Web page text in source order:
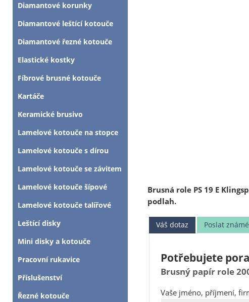
Brusná role PS 19 E
podlah.
Váš dotaz Poslat
Potřebujete
Brusný papír role
Vaše jméno, příjmení,
Diamantové korunky
Diamantové leštící kotouče
Diamantové řezné kotouče
Elastické kostky
Fíbrové brusné kotouče
Kartáče
Keramické brusivo
Lamelové kotouče na stopce
Lamelové kotouče s dírou
Lamelové kotouče se závitem
Lamelové kotouče šípové
Lamelové kotouče talířové
Leštící disky
Mini disky a kotouče
Pracovní rukavice
Příslušenství
Řezné kotouče